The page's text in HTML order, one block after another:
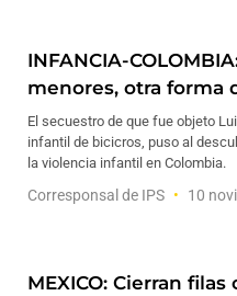
INFANCIA-
menores, otra forma
El secuestro de que fue objeto
infantil de bicicros, puso al
la violencia infantil en Colombia.
Corresponsal de IPS 10
MEXICO: Cierran